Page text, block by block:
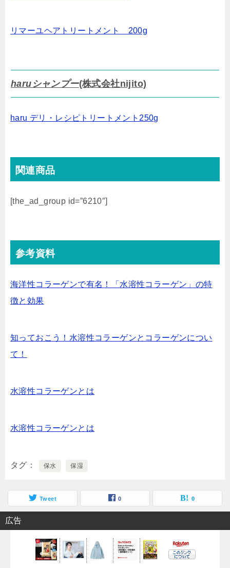
リマーユヘアトリートメント 200g
haruシャンプー(株式会社nijito)
haru デリ・レシピトリートメント250g
関連商品
[the_ad_group id=”6210″]
参考資料
海洋性コラーゲンで有名！「水溶性コラーゲン」の特
徴と効果
知っておこう！水溶性コラーゲンとコラーゲンについ
て！
水溶性コラーゲンとは
水溶性コラーゲンとは
タグ 保水 保湿
Tweet 0 0
広告